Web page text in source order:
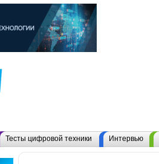
Тесты цифровой техники Интервью